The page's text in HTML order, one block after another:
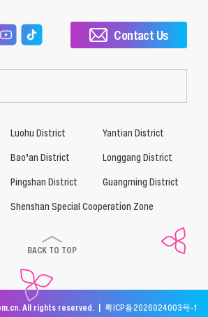
Contact Us
Luohu District
Yantian District
Bao’an District
Longgang District
Pingshan District
Guangming District
Shenshan Special Cooperation Zone
BACK TO TOP
All rights reserved. | 粤ICP备2026024003号-1